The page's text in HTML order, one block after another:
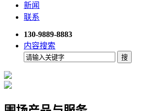
新闻
联系
130-9889-8883
内容搜索